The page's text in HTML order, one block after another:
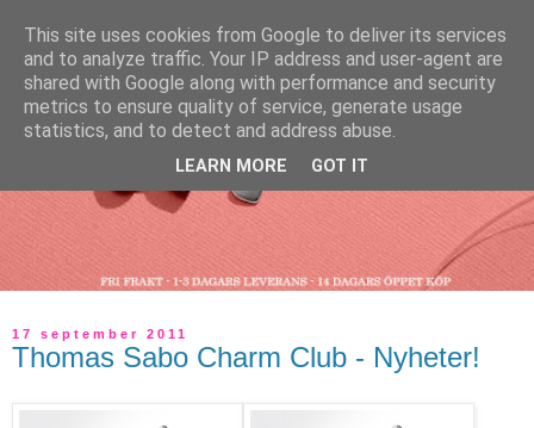
17 september 2011
Thomas Sabo Charm Club - Nyheter!
This site uses cookies from Google to deliver its services
and to analyze traffic. Your IP address and user-agent are
shared with Google along with performance and security
metrics to ensure quality of service, generate usage
statistics, and to detect and address abuse.
LEARN MORE GOT IT